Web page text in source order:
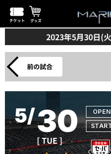
2023年5月30日(
前の試合
30
[ TUE ]